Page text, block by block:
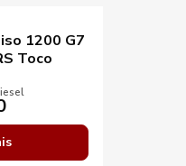
1200 G7
Toco